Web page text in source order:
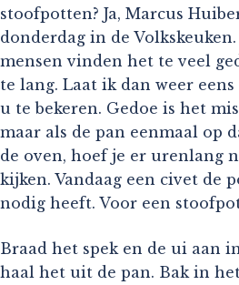
stoofpotten? Ja, Marcus
donderdag in de
mensen vinden het te veel
te lang. Laat ik dan weer
u te bekeren. Gedoe is het
maar als de pan eenmaal op
de oven, hoef je er urenlang
kijken. Vandaag een civet de
nodig heeft. Voor een
Braad het spek en de ui aan
haal het uit de pan. Bak in